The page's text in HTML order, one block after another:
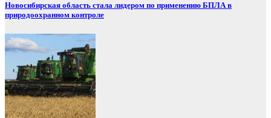
Новосибирская область стала лидером по применению БПЛА в
природоохранном контроле